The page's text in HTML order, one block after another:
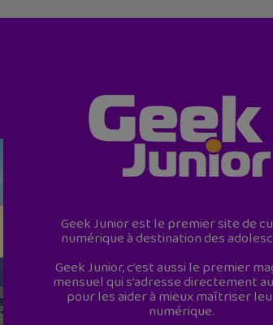
Geek Junior est le premier site de
numérique à destination des
Geek Junior, c’est aussi le premier
mensuel qui s’adresse directement
pour les aider à mieux maîtriser
numérique.